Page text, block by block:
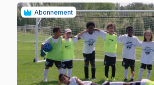
Abonnement